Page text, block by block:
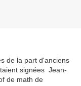
de la part d'anciens
signées Jean-
de math de